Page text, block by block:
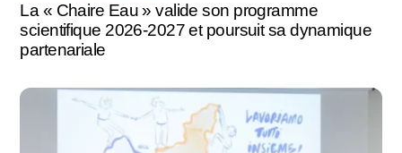
La « Chaire Eau » valide son programme
scientifique 2026-2027 et poursuit sa dynamique
partenariale